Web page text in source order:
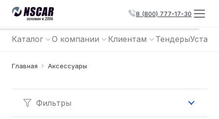
8 (800) 777-17-30
Каталог О компании Клиентам Тендеры
Главная Аксессуары
Фильтры